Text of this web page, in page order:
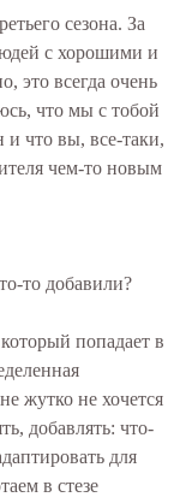
сезона. За
с хорошими и
это всегда очень
что мы с тобой
и что вы, все-таки,
чем-то новым
то добавили?
попадает в
жутко не хочется
добавлять: что-
для
в стезе